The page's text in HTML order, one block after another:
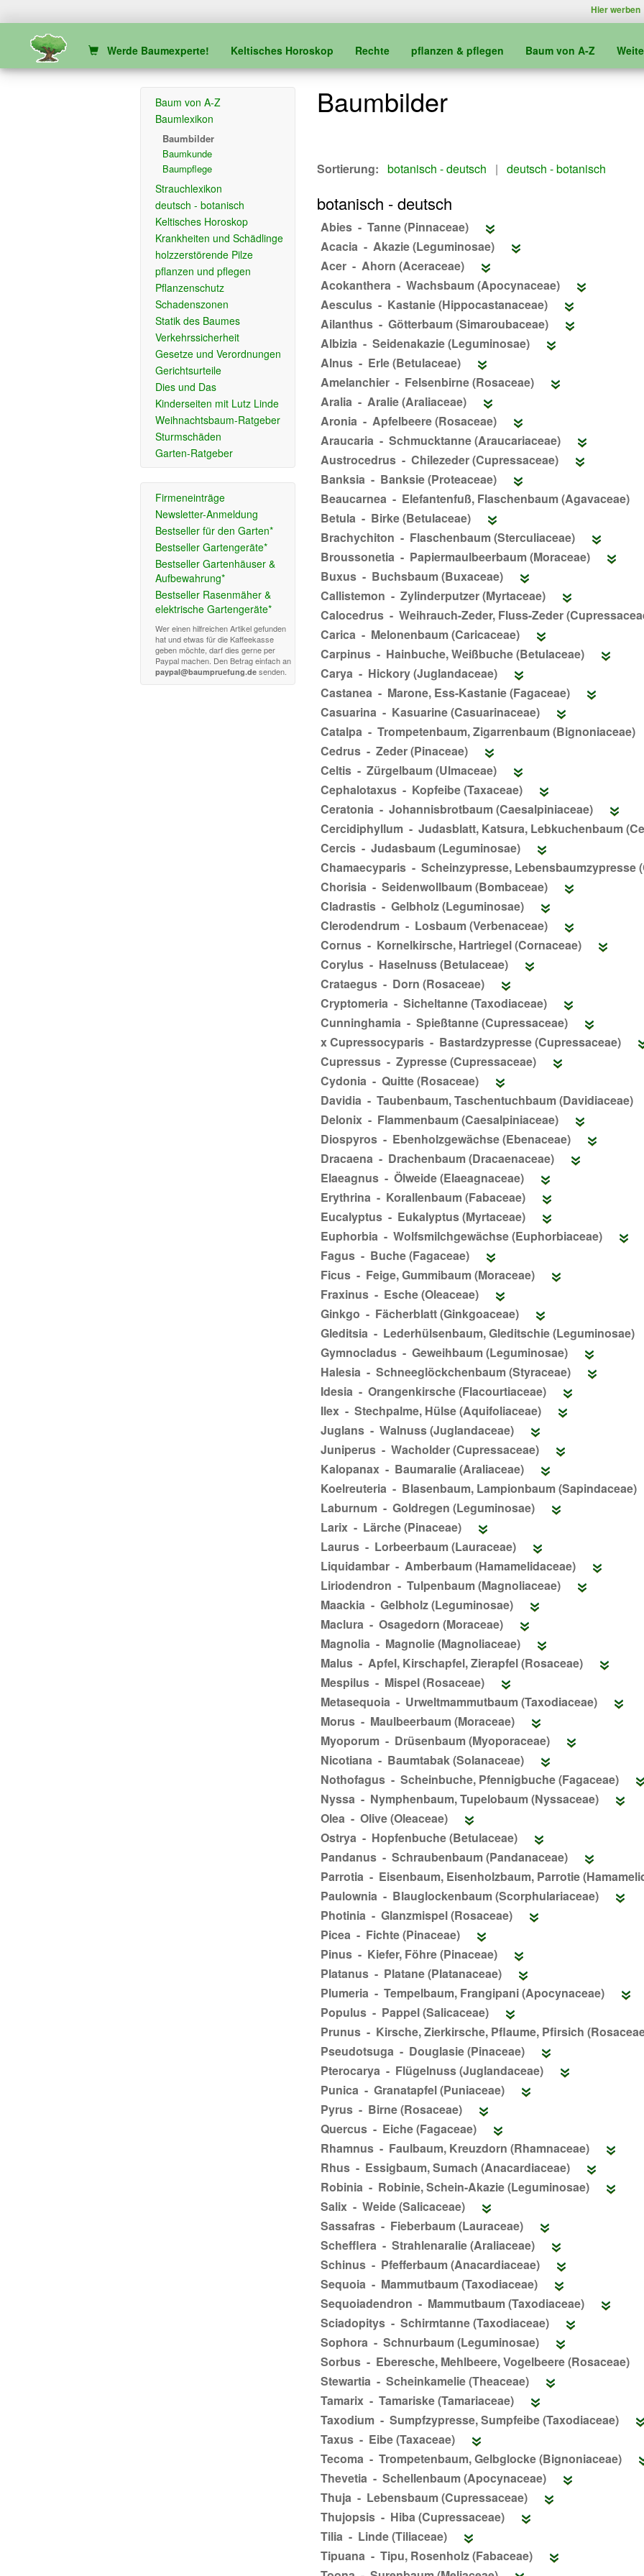
Hier werben
Werde Baumexperte! Keltisches Horoskop Rechte pflanzen & pflegen Baum von A-Z
Baum von A-Z
Baumlexikon
Baumbilder
Baumkunde
Baumpflege
Strauchlexikon
deutsch - botanisch
Keltisches Horoskop
Krankheiten und Schädlinge
holzzerstörende Pilze
pflanzen und pflegen
Pflanzenschutz
Schadenszonen
Statik des Baumes
Verkehrssicherheit
Gesetze und Verordnungen
Gerichtsurteile
Dies und Das
Kinderseiten mit Lutz Linde
Weihnachtsbaum-Ratgeber
Sturmschäden
Garten-Ratgeber
Firmeneinträge
Newsletter-Anmeldung
Bestseller für den Garten*
Bestseller Gartengeräte*
Bestseller Gartenhäuser &
Aufbewahrung*
Bestseller Rasenmäher &
elektrische Gartengeräte*
Wer einen hilfreichen Artikel gefunden
hat und etwas für die Kaffeekasse
geben möchte, darf dies gerne per
Paypal machen. Den Betrag einfach an
paypal@baumpruefung.de senden.
Baumbilder
Sortierung: botanisch - deutsch | deutsch - botanisch
botanisch - deutsch
Abies - Tanne (Pinnaceae)
Acacia - Akazie (Leguminosae)
Acer - Ahorn (Aceraceae)
Acokanthera - Wachsbaum (Apocynaceae)
Aesculus - Kastanie (Hippocastanaceae)
Ailanthus - Götterbaum (Simaroubaceae)
Albizia - Seidenakazie (Leguminosae)
Alnus - Erle (Betulaceae)
Amelanchier - Felsenbirne (Rosaceae)
Aralia - Aralie (Araliaceae)
Aronia - Apfelbeere (Rosaceae)
Araucaria - Schmucktanne (Araucariaceae)
Austrocedrus - Chilezeder (Cupressaceae)
Banksia - Banksie (Proteaceae)
Beaucarnea - Elefantenfuß, Flaschenbaum (Agavaceae)
Betula - Birke (Betulaceae)
Brachychiton - Flaschenbaum (Sterculiaceae)
Broussonetia - Papiermaulbeerbaum (Moraceae)
Buxus - Buchsbaum (Buxaceae)
Callistemon - Zylinderputzer (Myrtaceae)
Calocedrus - Weihrauch-Zeder, Fluss-Zeder
Carica - Melonenbaum (Caricaceae)
Carpinus - Hainbuche, Weißbuche (Betulaceae)
Carya - Hickory (Juglandaceae)
Castanea - Marone, Ess-Kastanie (Fagaceae)
Casuarina - Kasuarine (Casuarinaceae)
Catalpa - Trompetenbaum, Zigarrenbaum (Bignoniaceae)
Cedrus - Zeder (Pinaceae)
Celtis - Zürgelbaum (Ulmaceae)
Cephalotaxus - Kopfeibe (Taxaceae)
Ceratonia - Johannisbrotbaum (Caesalpiniaceae)
Cercidiphyllum - Judasblatt, Katsura, Lebkuchenbaum
Cercis - Judasbaum (Leguminosae)
Chamaecyparis - Scheinzypresse, Lebensbaumzypresse
Chorisia - Seidenwollbaum (Bombaceae)
Cladrastis - Gelbholz (Leguminosae)
Clerodendrum - Losbaum (Verbenaceae)
Cornus - Kornelkirsche, Hartriegel (Cornaceae)
Corylus - Haselnuss (Betulaceae)
Crataegus - Dorn (Rosaceae)
Cryptomeria - Sicheltanne (Taxodiaceae)
Cunninghamia - Spießtanne (Cupressaceae)
x Cupressocyparis - Bastardzypresse (Cupressaceae)
Cupressus - Zypresse (Cupressaceae)
Cydonia - Quitte (Rosaceae)
Davidia - Taubenbaum, Taschentuchbaum (Davidiaceae)
Delonix - Flammenbaum (Caesalpiniaceae)
Diospyros - Ebenholzgewächse (Ebenaceae)
Dracaena - Drachenbaum (Dracaenaceae)
Elaeagnus - Ölweide (Elaeagnaceae)
Erythrina - Korallenbaum (Fabaceae)
Eucalyptus - Eukalyptus (Myrtaceae)
Euphorbia - Wolfsmilchgewächse (Euphorbiaceae)
Fagus - Buche (Fagaceae)
Ficus - Feige, Gummibaum (Moraceae)
Fraxinus - Esche (Oleaceae)
Ginkgo - Fächerblatt (Ginkgoaceae)
Gleditsia - Lederhülsenbaum, Gleditschie (Leguminosae)
Gymnocladus - Geweihbaum (Leguminosae)
Halesia - Schneeglöckchenbaum (Styraceae)
Idesia - Orangenkirsche (Flacourtiaceae)
Ilex - Stechpalme, Hülse (Aquifoliaceae)
Juglans - Walnuss (Juglandaceae)
Juniperus - Wacholder (Cupressaceae)
Kalopanax - Baumaralie (Araliaceae)
Koelreuteria - Blasenbaum, Lampionbaum (Sapindaceae)
Laburnum - Goldregen (Leguminosae)
Larix - Lärche (Pinaceae)
Laurus - Lorbeerbaum (Lauraceae)
Liquidambar - Amberbaum (Hamamelidaceae)
Liriodendron - Tulpenbaum (Magnoliaceae)
Maackia - Gelbholz (Leguminosae)
Maclura - Osagedorn (Moraceae)
Magnolia - Magnolie (Magnoliaceae)
Malus - Apfel, Kirschapfel, Zierapfel (Rosaceae)
Mespilus - Mispel (Rosaceae)
Metasequoia - Urweltmammutbaum (Taxodiaceae)
Morus - Maulbeerbaum (Moraceae)
Myoporum - Drüsenbaum (Myoporaceae)
Nicotiana - Baumtabak (Solanaceae)
Nothofagus - Scheinbuche, Pfennigbuche (Fagaceae)
Nyssa - Nymphenbaum, Tupelobaum (Nyssaceae)
Olea - Olive (Oleaceae)
Ostrya - Hopfenbuche (Betulaceae)
Pandanus - Schraubenbaum (Pandanaceae)
Parrotia - Eisenbaum, Eisenholzbaum, Parrotie
Paulownia - Blauglockenbaum (Scorphulariaceae)
Photinia - Glanzmispel (Rosaceae)
Picea - Fichte (Pinaceae)
Pinus - Kiefer, Föhre (Pinaceae)
Platanus - Platane (Platanaceae)
Plumeria - Tempelbaum, Frangipani (Apocynaceae)
Populus - Pappel (Salicaceae)
Prunus - Kirsche, Zierkirsche, Pflaume, Pfirsich
Pseudotsuga - Douglasie (Pinaceae)
Pterocarya - Flügelnuss (Juglandaceae)
Punica - Granatapfel (Puniaceae)
Pyrus - Birne (Rosaceae)
Quercus - Eiche (Fagaceae)
Rhamnus - Faulbaum, Kreuzdorn (Rhamnaceae)
Rhus - Essigbaum, Sumach (Anacardiaceae)
Robinia - Robinie, Schein-Akazie (Leguminosae)
Salix - Weide (Salicaceae)
Sassafras - Fieberbaum (Lauraceae)
Schefflera - Strahlenaralie (Araliaceae)
Schinus - Pfefferbaum (Anacardiaceae)
Sequoia - Mammutbaum (Taxodiaceae)
Sequoiadendron - Mammutbaum (Taxodiaceae)
Sciadopitys - Schirmtanne (Taxodiaceae)
Sophora - Schnurbaum (Leguminosae)
Sorbus - Eberesche, Mehlbeere, Vogelbeere (Rosaceae)
Stewartia - Scheinkamelie (Theaceae)
Tamarix - Tamariske (Tamariaceae)
Taxodium - Sumpfzypresse, Sumpfeibe (Taxodiaceae)
Taxus - Eibe (Taxaceae)
Tecoma - Trompetenbaum, Gelbglocke (Bignoniaceae)
Thevetia - Schellenbaum (Apocynaceae)
Thuja - Lebensbaum (Cupressaceae)
Thujopsis - Hiba (Cupressaceae)
Tilia - Linde (Tiliaceae)
Tipuana - Tipu, Rosenholz (Fabaceae)